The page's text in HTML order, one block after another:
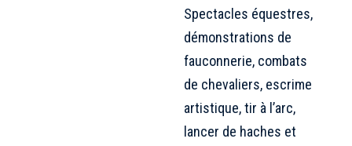
Spectacles équestres,
démonstrations de
fauconnerie, combats
de chevaliers, escrime
artistique, tir à l’arc,
lancer de haches et